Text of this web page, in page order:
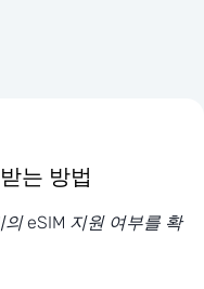
는 방법
eSIM 지원 여부를 확